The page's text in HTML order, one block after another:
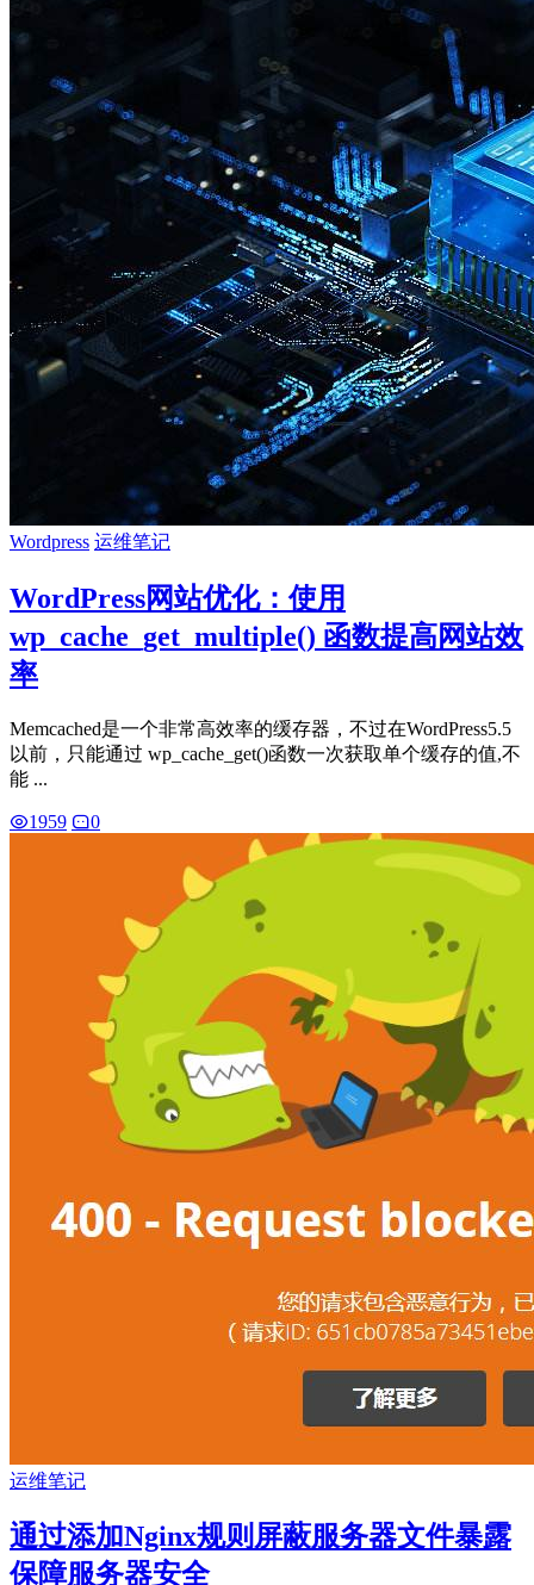
Wordpress 运维笔记
WordPress网站优化：使用
wp_cache_get_multiple() 函数提高网站效
率
Memcached是一个非常高效率的缓存器，不过在WordPress5.5
以前，只能通过 wp_cache_get()函数一次获取单个缓存的值,不
能 ...
1959 0
运维笔记
通过添加Nginx规则屏蔽服务器文件暴露
保障服务器安全